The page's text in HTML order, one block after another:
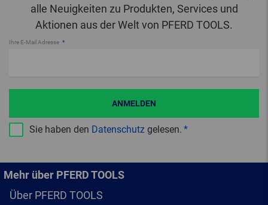
alle Neuigkeiten zu Produkten, Services und
Aktionen aus der Welt von PFERD TOOLS.
Ihre E-Mail Adresse
Sie haben den Datenschutz gelesen.
ANMELDEN
Mehr über PFERD TOOLS
Über PFERD TOOLS